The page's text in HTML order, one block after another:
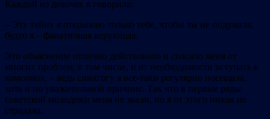
Каждой из девочек я говорила:
– Эту тайну я открываю только тебе, чтобы ты не подумала,
будто я – фанатичная верующая.
Это объяснение отлично действовало и спасало меня от
многих проблем, в том числе, и от необходимости вступать в
комсомол, – ведь синагогу я все‐таки регулярно посещала,
хоть и по уважительной причине. Так что в первые ряды
советской молодежи меня не звали, но я от этого никак не
страдала.